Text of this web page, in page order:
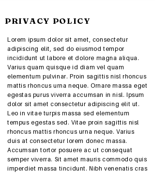
PRIVACY POLICY
Lorem ipsum dolor sit amet, consectetur
adipiscing elit, sed do eiusmod tempor
incididunt ut labore et dolore magna aliqua.
Varius quam quisque id diam vel quam
elementum pulvinar. Proin sagittis nisl rhoncus
mattis rhoncus urna neque. Ornare massa eget
egestas purus viverra accumsan in nisl. Ipsum
dolor sit amet consectetur adipiscing elit ut.
Leo in vitae turpis massa sed elementum
tempus egestas sed. Vitae proin sagittis nisl
rhoncus mattis rhoncus urna neque. Varius
duis at consectetur lorem donec massa.
Accumsan tortor posuere ac ut consequat
semper viverra. Sit amet mauris commodo quis
imperdiet massa tincidunt. Nibh venenatis cras